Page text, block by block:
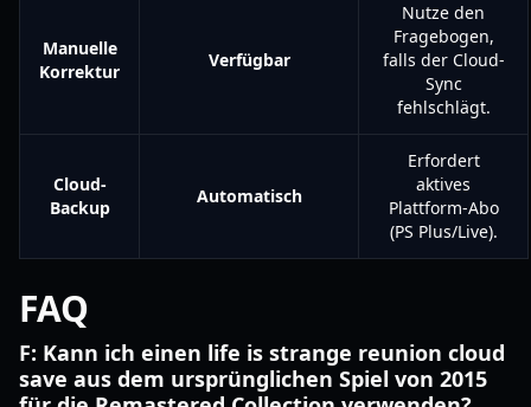
Manuelle
Korrektur
Verfügbar
Nutze den
Fragebogen,
falls der Cloud-
Sync
fehlschlägt.
Cloud-
Backup
Automatisch
Erfordert
aktives
Plattform-Abo
(PS Plus/Live).
FAQ
F: Kann ich einen life is strange reunion cloud
save aus dem ursprünglichen Spiel von 2015